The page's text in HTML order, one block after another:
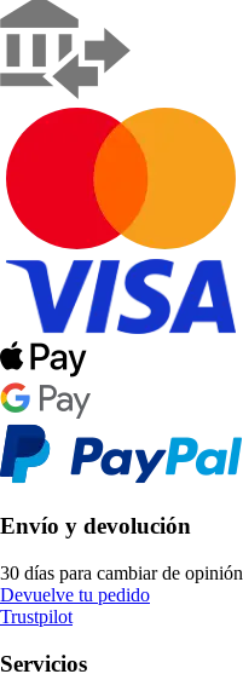
Envío y devolución
30 días para cambiar de opinión
Devuelve tu pedido
Trustpilot
Servicios